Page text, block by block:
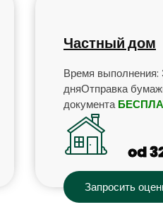
Частный дом
Время выполнения:
дняОтправка
документа
od
Запросить